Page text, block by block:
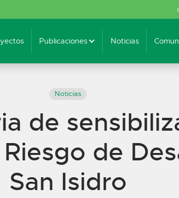
Publicaciones Noticias
Noticias
de
de
San Isidro